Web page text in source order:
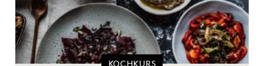
KOCHKURS